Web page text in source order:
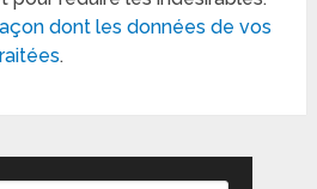
dont les données de vos
.